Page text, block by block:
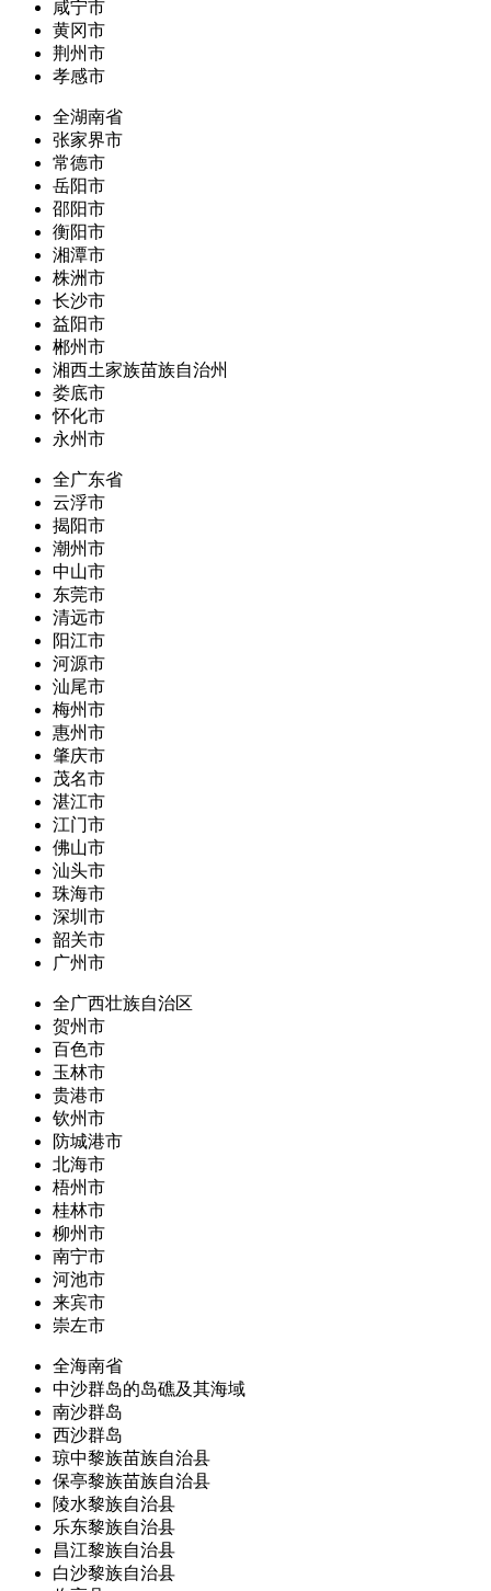
咸宁市
黄冈市
荆州市
孝感市
全湖南省
张家界市
常德市
岳阳市
邵阳市
衡阳市
湘潭市
株洲市
长沙市
益阳市
郴州市
湘西土家族苗族自治州
娄底市
怀化市
永州市
全广东省
云浮市
揭阳市
潮州市
中山市
东莞市
清远市
阳江市
河源市
汕尾市
梅州市
惠州市
肇庆市
茂名市
湛江市
江门市
佛山市
汕头市
珠海市
深圳市
韶关市
广州市
全广西壮族自治区
贺州市
百色市
玉林市
贵港市
钦州市
防城港市
北海市
梧州市
桂林市
柳州市
南宁市
河池市
来宾市
崇左市
全海南省
中沙群岛的岛礁及其海域
南沙群岛
西沙群岛
琼中黎族苗族自治县
保亭黎族苗族自治县
陵水黎族自治县
乐东黎族自治县
昌江黎族自治县
白沙黎族自治县